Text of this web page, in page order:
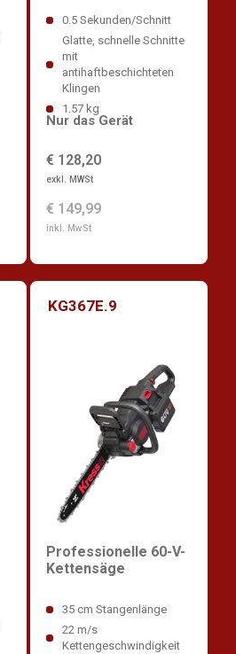
0.5 Sekunden/Schnitt
Glatte, schnelle Schnitte
mit
antihaftbeschichteten
Klingen
1.57 kg
€ 128,20
exkl. MWSt
€ 149,99
inkl. MwSt
Nur das Gerät
KG367E.9
Professionelle 60-V-
Kettensäge
35 cm Stangenlänge
22 m/s
Kettengeschwindigkeit